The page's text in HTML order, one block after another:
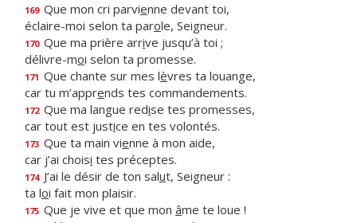
169 Que mon cri parvienne devant toi,
éclaire-moi selon ta parole, Seigneur.
170 Que ma prière arrive jusqu’à toi ;
délivre-moi selon ta promesse.
171 Que chante sur mes lèvres ta louange,
car tu m’apprends tes commandements.
172 Que ma langue redise tes promesses,
car tout est justice en tes volontés.
173 Que ta main vienne à mon aide,
car j’ai choisi tes préceptes.
174 J’ai le désir de ton salut, Seigneur :
ta loi fait mon plaisir.
175 Que je vive et que mon âme te loue !